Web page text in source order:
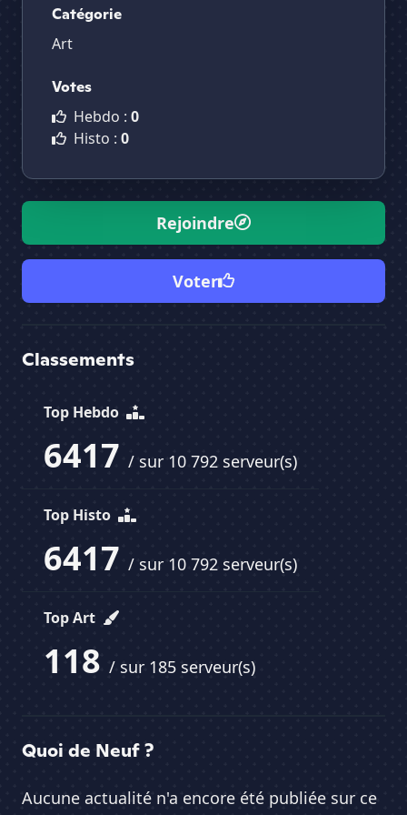
Catégorie
Art
Votes
Hebdo : 0
Histo : 0
Rejoindre
Voter
Classements
Top Hebdo
6417 / sur 10 792 serveur(s)
Top Histo
6417 / sur 10 792 serveur(s)
Top Art
118 / sur 185 serveur(s)
Quoi de Neuf ?
Aucune actualité n'a encore été publiée sur ce